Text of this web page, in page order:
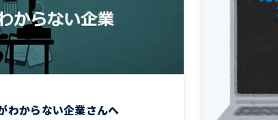
わからない企業さんへ